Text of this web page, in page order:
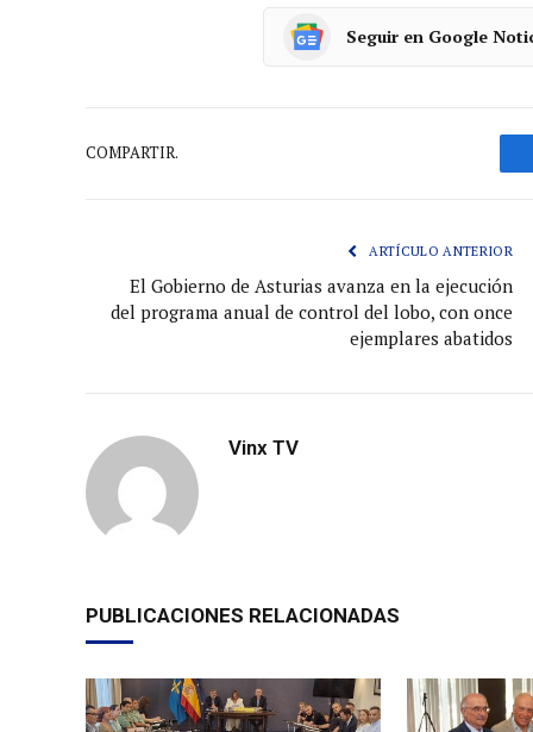
Seguir en Google
COMPARTIR.
ARTÍCULO ANTERIOR
El Gobierno de Asturias avanza en la ejecución
del programa anual de control del lobo, con once
ejemplares abatidos
Vinx TV
PUBLICACIONES RELACIONADAS